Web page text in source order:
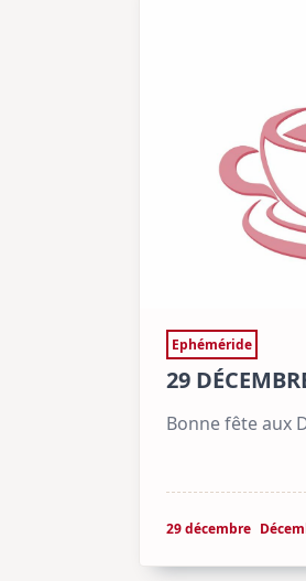
Ephéméride
29
Bonne fête aux
29 décembre